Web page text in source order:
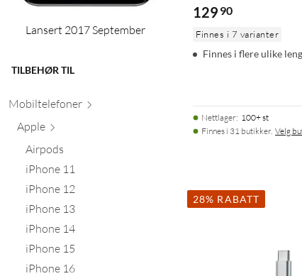
Lansert 2017 September
TILBEHØR TIL
Mobiltelefoner
Apple
Airpods
iPhone 11
iPhone 12
iPhone 13
iPhone 14
iPhone 15
iPhone 16
129 90
Finnes i 7 varianter
Finnes i flere ulike
Nettlager: 100+ st
Finnes i 31 butikker. Velg
28% RABATT